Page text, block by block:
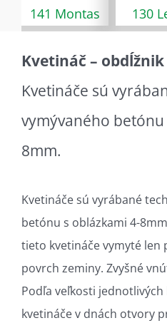
141 Montas 130
Kvetináč –
Kvetináče sú
vymývaného
8mm.
Kvetináče sú vyrábané
betónu s oblázkami 4-
tieto kvetináče vymyté len
povrch zeminy. Zvyšné
Podľa veľkosti
kvetináče v dnách otvory